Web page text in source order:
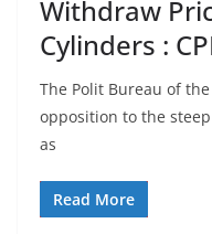
Withdraw
Cylinders :
The Polit Bureau of
opposition to the
as
Read More